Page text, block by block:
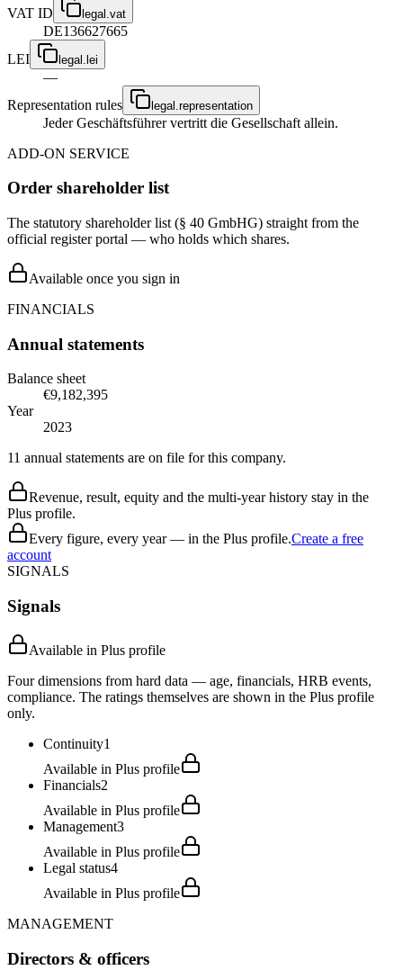
VAT ID legal.vat
DE136627665
LEI
legal.lei
—
Representation rules
legal.representation
Jeder Geschäftsführer vertritt die Gesellschaft allein.
ADD-ON SERVICE
Order shareholder list
The statutory shareholder list (§ 40 GmbHG) straight from the
official register portal — who holds which shares.
Available once you sign in
FINANCIALS
Annual statements
Balance sheet
€9,182,395
Year
2023
11 annual statements are on file for this company.
Revenue, result, equity and the multi-year history stay in the
Plus profile.
Every figure, every year — in the Plus profile.Create a free
account
SIGNALS
Signals
Available in Plus profile
Four dimensions from hard data — age, financials, HRB events,
compliance. The ratings themselves are shown in the Plus profile
only.
Continuity1
Available in Plus profile
Financials2
Available in Plus profile
Management3
Available in Plus profile
Legal status4
Available in Plus profile
MANAGEMENT
Directors & officers